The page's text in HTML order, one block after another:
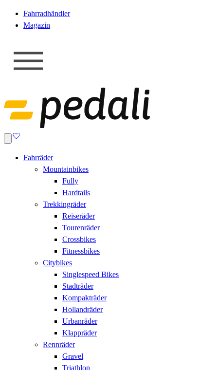
Fahrradhändler
Magazin
Fahrräder
Mountainbikes
Fully
Hardtails
Trekkingräder
Reiseräder
Tourenräder
Crossbikes
Fitnessbikes
Citybikes
Singlespeed Bikes
Stadträder
Kompakträder
Hollandräder
Urbanräder
Klappräder
Rennräder
Gravel
Triathlon